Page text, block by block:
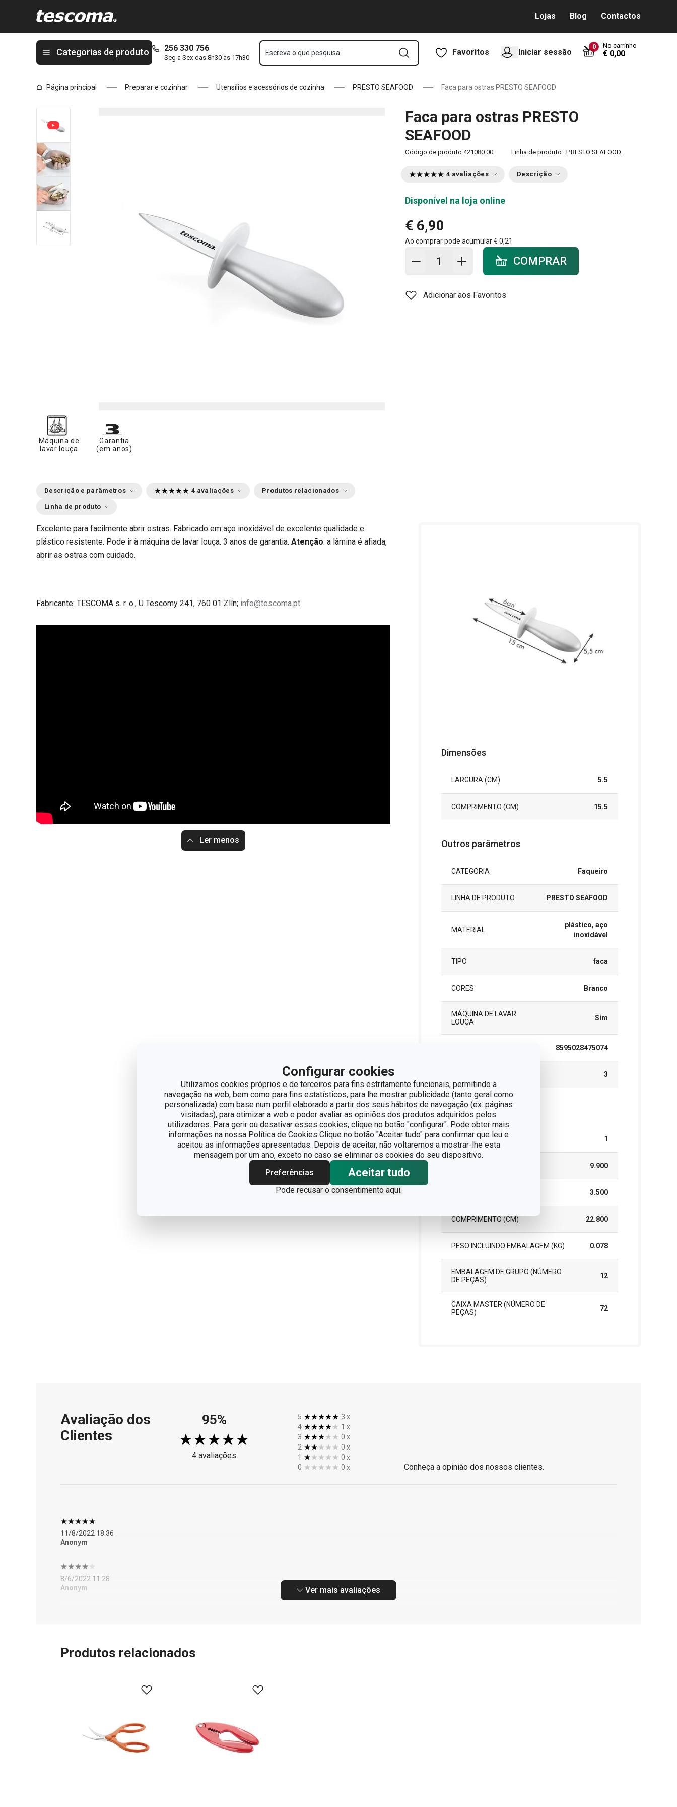
Configurar cookies
Utilizamos cookies próprios e de terceiros para fins estritamente funcionais, permitindo a
navegação na web, bem como para fins estatísticos, para lhe mostrar publicidade (tanto geral como
personalizada) com base num perfil elaborado a partir dos seus hábitos de navegação (ex. páginas
visitadas), para otimizar a web e poder avaliar as opiniões dos produtos adquiridos pelos
utilizadores. Para gerir ou desativar esses cookies, clique no botão "configurar". Pode obter mais
informações na nossa Política de Cookies Clique no botão "Aceitar tudo" para confirmar que leu e
aceitou as informações apresentadas. Depois de aceitar, não voltaremos a mostrar-lhe esta
mensagem por um ano, exceto no caso se eliminar os cookies do seu dispositivo.
Preferências
Aceitar tudo
Pode recusar o consentimento aqui.
Lojas Blog Contactos
Categorias de produto 256 330 756
Seg a Sex das 8h30 às 17h30
Escreva o que pesquisa Favoritos Iniciar sessão
0 No carrinho
€ 0,00
Página principal Preparar e cozinhar Utensílios e acessórios de cozinha PRESTO SEAFOOD Faca para ostras PRESTO SEAFOOD
Faca para ostras PRESTO
SEAFOOD
Código de produto 421080.00 Linha de produto : PRESTO SEAFOOD
4 avaliações Descrição
Disponível na loja online
€ 6,90
Ao comprar pode acumular€ 0,21
Adicionar ao carrinho - quantidade
COMPRAR
Adicionar aos Favoritos
Máquina de
lavar louça
Garantia
(em anos)
Descrição e parâmetros 4 avaliações Produtos relacionados
Linha de produto
Excelente para facilmente abrir ostras. Fabricado em aço inoxidável de excelente qualidade e
plástico resistente. Pode ir à máquina de lavar louça. 3 anos de garantia. Atenção: a lâmina é afiada,
abrir as ostras com cuidado.
Fabricante: TESCOMA s. r. o., U Tescomy 241, 760 01 Zlín; info@tescoma.pt
Ler menos
Dimensões
LARGURA (CM) 5.5
COMPRIMENTO (CM) 15.5
Outros parâmetros
CATEGORIA Faqueiro
LINHA DE PRODUTO PRESTO SEAFOOD
MATERIAL
plástico, aço
inoxidável
TIPO faca
CORES Branco
MÁQUINA DE LAVAR
LOUÇA
Sim
8595028475074
3
Pacote
PEÇAS DO CONJUNTO 1
9.900
3.500
COMPRIMENTO (CM) 22.800
PESO INCLUINDO EMBALAGEM (KG) 0.078
EMBALAGEM DE GRUPO (NÚMERO
DE PEÇAS)
12
CAIXA MASTER (NÚMERO DE
PEÇAS)
72
Avaliação dos
Clientes
95%
4 avaliações
5 3 x
4
1 x
3
0 x
2
0 x
1
0 x
0
0 x Conheça a opinião dos nossos clientes.
11/8/2022 18:36
Anonym
8/6/2022 11:28
Anonym
Ver mais avaliações
Produtos relacionados